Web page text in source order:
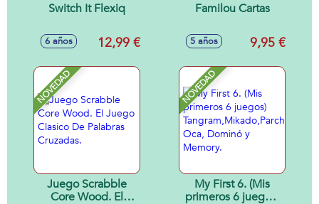
Switch It Flexiq
6 años 12,99 €
Familou Cartas
5 años 9,95 €
NOVEDAD
Juego Scrabble
Core Wood. El
NOVEDAD
My First 6. (Mis
primeros 6 juegos)